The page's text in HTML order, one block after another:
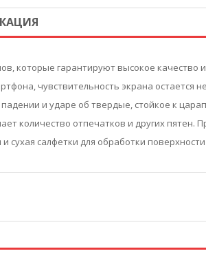
которые гарантируют высокое
чувствительность экрана остается
и ударе об твердые, стойкое к
количество отпечатков и других пятен.
сухая салфетки для обработки